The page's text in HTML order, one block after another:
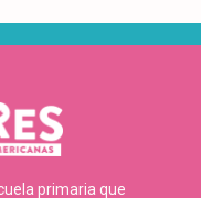
primaria que